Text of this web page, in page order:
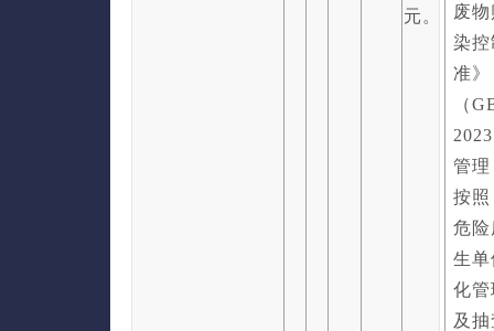
元。
废
染
准》
（
管
按
危
生
化
及